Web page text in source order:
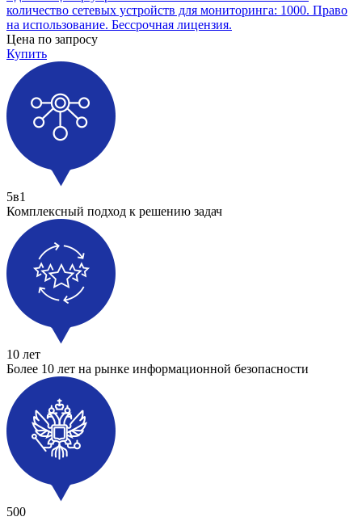
количество сетевых устройств для мониторинга: 1000. Право
на использование. Бессрочная лицензия.
Цена по запросу
Купить
5в1
Комплексный подход к решению задач
10 лет
Более 10 лет на рынке информационной безопасности
500